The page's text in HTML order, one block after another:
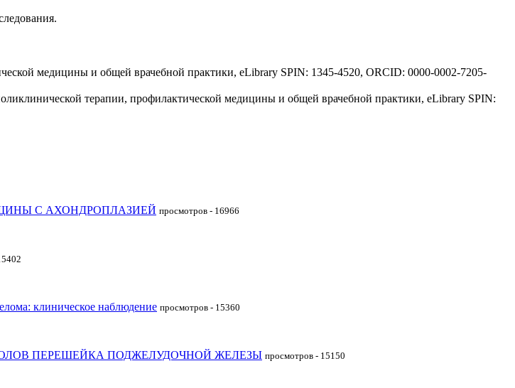
медицины и общей врачебной практики, eLibrary SPIN: 1345-4520, ORCID: 0000-0002-7205-
терапии, профилактической медицины и общей врачебной практики, eLibrary SPIN:
С АХОНДРОПЛАЗИЕЙ просмотров - 16966
клиническое наблюдение просмотров - 15360
ПЕРЕШЕЙКА ПОДЖЕЛУДОЧНОЙ ЖЕЛЕЗЫ просмотров - 15150